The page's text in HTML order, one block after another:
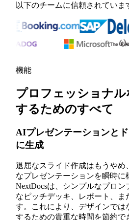
以下のチームに信頼されていま
機能
プロフェッショナ
するためのすべて
AIプレゼンテーションと
に生成
退屈なスライド作成はもうやめ
なプレゼンテーションを瞬時に
NextDocsは、シンプルなプロ
なピッチデッキ、レポート、ま
す。これにより、デザインでは
するための貴重な時間を節約で